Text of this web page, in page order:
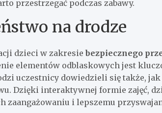
przestrzegać podczas zabawy.
na drodze
dzieci w zakresie bezpiecznego
elementów odblaskowych jest
uczestnicy dowiedzieli się także,
Dzięki interaktywnej formie zajęć,
zaangażowaniu i lepszemu